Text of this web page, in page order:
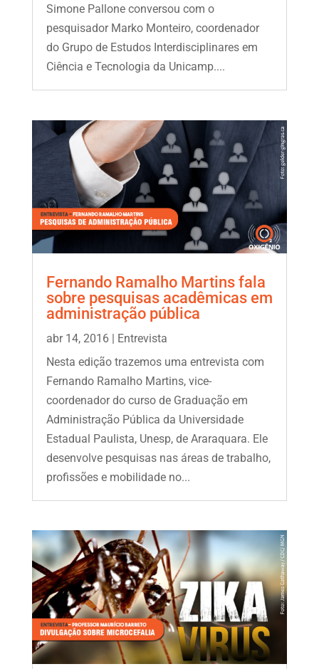
Simone Pallone conversou com o
pesquisador Marko Monteiro, coordenador
do Grupo de Estudos Interdisciplinares em
Ciência e Tecnologia da Unicamp....
Fernando Ramalho Martins fala
sobre pesquisas acadêmicas em
administração pública
abr 14, 2016|
Entrevista
Nesta edição trazemos uma entrevista com
Fernando Ramalho Martins, vice-
coordenador do curso de Graduação em
Administração Pública da Universidade
Estadual Paulista, Unesp, de Araraquara. Ele
desenvolve pesquisas nas áreas de trabalho,
profissões e mobilidade no...